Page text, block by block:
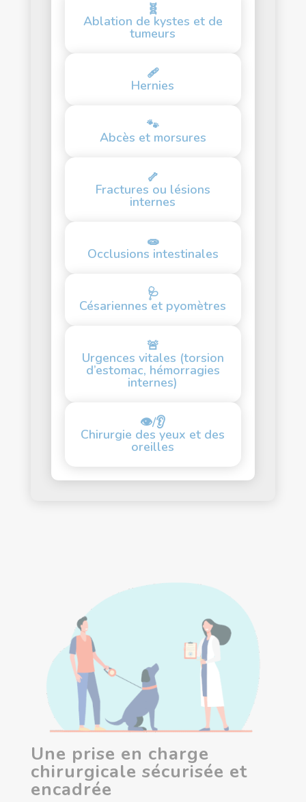
🧬
Ablation de kystes et de
tumeurs
🩹
Hernies
🐾
Abcès et morsures
🦴
Fractures ou lésions
internes
🧫
Occlusions intestinales
🩺
Césariennes et pyomètres
🚨
Urgences vitales (torsion
d’estomac, hémorragies
internes)
👁/👂
Chirurgie des yeux et des
oreilles
Une prise en charge
chirurgicale sécurisée et
encadrée